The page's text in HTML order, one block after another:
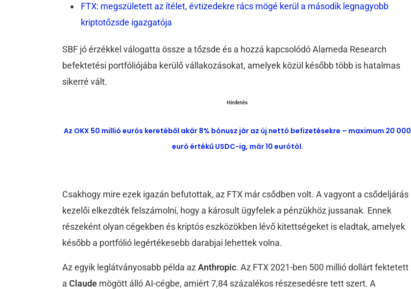
FTX: megszületett az ítélet, évtizedekre rács mögé kerül a második legnagyobb
kriptotőzsde igazgatója
SBF jó érzékkel válogatta össze a tőzsde és a hozzá kapcsolódó Alameda Research
befektetési portfóliójába kerülő vállakozásokat, amelyek közül később több is hatalmas
sikerré vált.
Hirdetés
Az OKX 50 millió eurós keretéből akár 8% bónusz jár az új nettó befizetésekre – maximum 20 000
euró értékű USDC-ig, már 10 eurótól.
Csakhogy mire ezek igazán befutottak, az FTX már csődben volt. A vagyont a csődeljárás
kezelői elkezdték felszámolni, hogy a károsult ügyfelek a pénzükhöz jussanak. Ennek
részeként olyan cégekben és kriptós eszközökben lévő kitettségeket is eladtak, amelyek
később a portfólió legértékesebb darabjai lehettek volna.
Az egyik leglátványosabb példa azAnthropic. Az FTX 2021-ben 500 millió dollárt fektetett
aClaude mögött álló AI-cégbe, amiért 7,84 százalékos részesedésre tett szert. A